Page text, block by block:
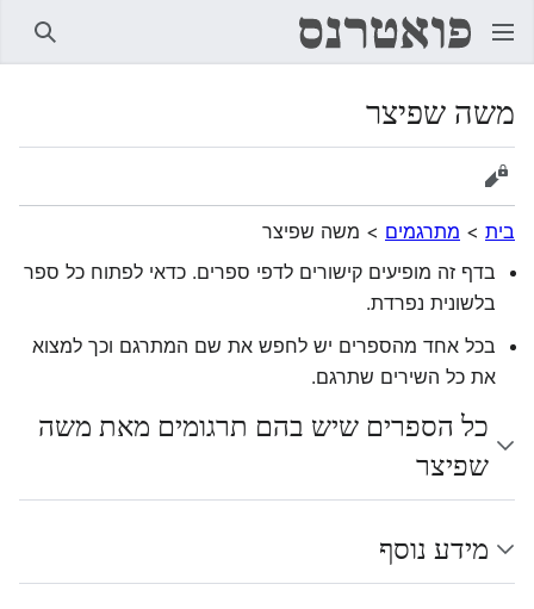
משה שפיצר
הצגת מקור
בית > מתרגמים > משה שפיצר
בדף זה מופיעים קישורים לדפי ספרים. כדאי לפתוח כל ספר
בלשונית נפרדת.
בכל אחד מהספרים יש לחפש את שם המתרגם וכך למצוא
את כל השירים שתרגם.
כל הספרים שיש בהם תרגומים מאת משה
שפיצר
מידע נוסף